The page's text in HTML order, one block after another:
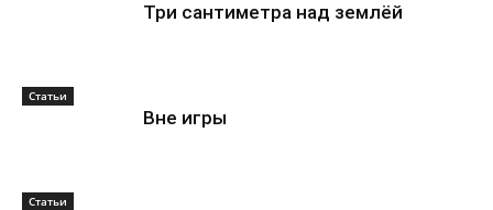
Три сантиметра над землёй
Статьи
Вне игры
Статьи